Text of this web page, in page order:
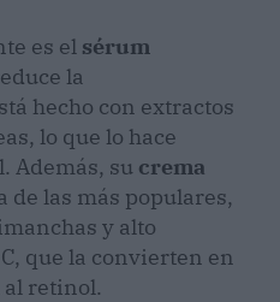
es el sérum
la
hecho con extractos
lo que lo hace
Además, su crema
de las más populares,
y alto
que la convierten en
retinol.